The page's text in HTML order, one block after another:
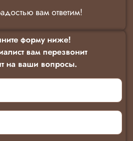
вам ответим!
форму ниже!
вам перезвонит
на ваши вопросы.